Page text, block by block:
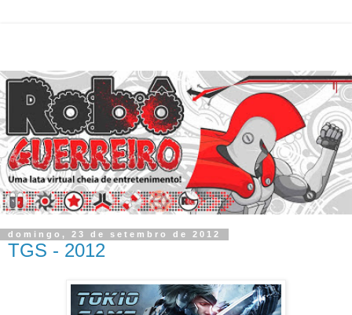
domingo, 23 de setembro de 2012
TGS - 2012